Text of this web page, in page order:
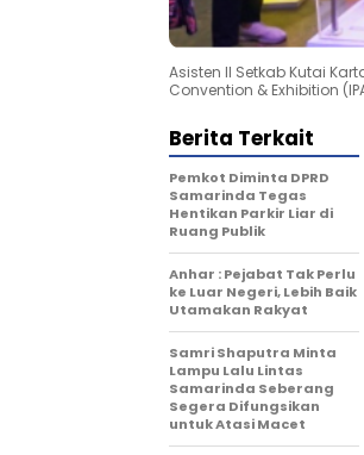
Asisten II Setkab Kutai
Convention & Exhibition
Berita Terkait
Pemkot Diminta DPRD
Samarinda Tegas
Hentikan Parkir Liar di
Ruang Publik
Anhar : Pejabat Tak Perlu
ke Luar Negeri, Lebih Baik
Utamakan Rakyat
Samri Shaputra Minta
Lampu Lalu Lintas
Samarinda Seberang
Segera Difungsikan
untuk Atasi Macet